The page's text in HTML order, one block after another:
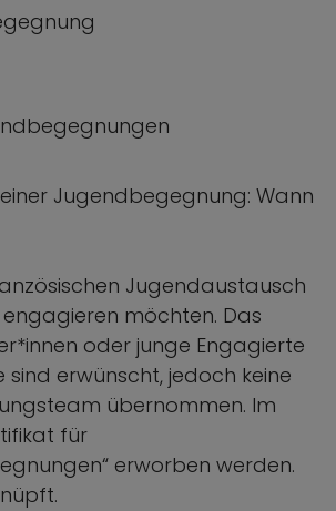
Jugendbegegnung: Wann
Jugendaustausch
möchten. Das
oder junge Engagierte
erwünscht, jedoch keine
übernommen. Im
für
erworben werden.